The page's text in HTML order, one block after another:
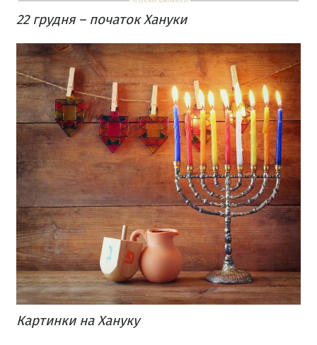
22 грудня – початок Хануки
Картинки на Хануку